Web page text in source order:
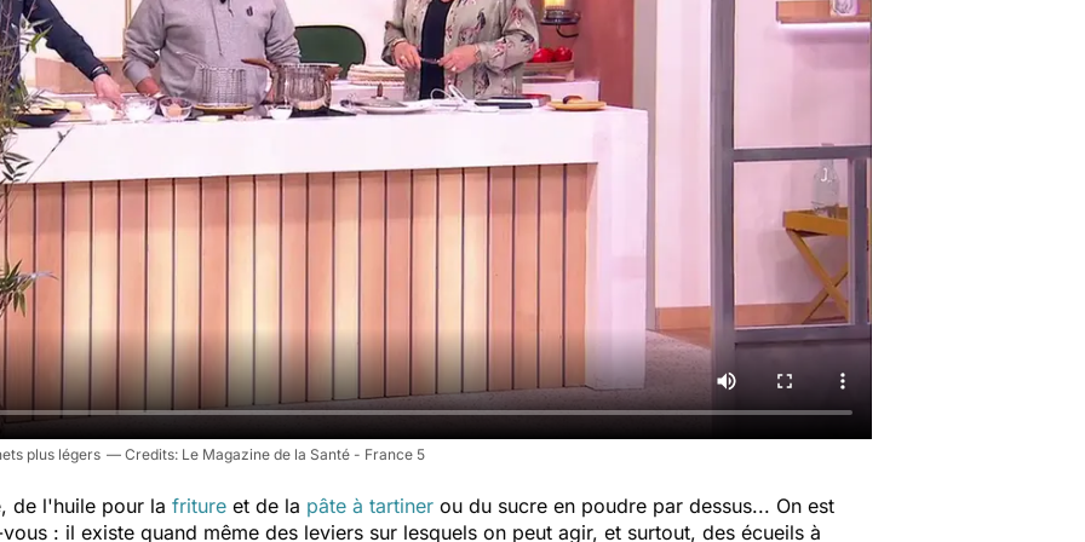
plus légers Le Magazine de la Santé - France 5
de l'huile pour la friture et de la pâte à tartiner ou du sucre en poudre par dessus... On est
: il existe quand même des leviers sur lesquels on peut agir, et surtout, des écueils à